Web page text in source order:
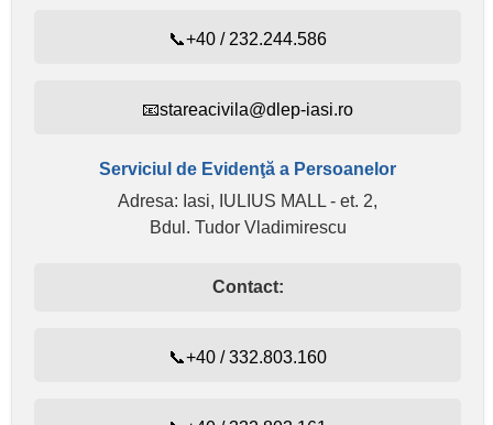
📞+40 / 232.244.586
📧stareacivila@dlep-iasi.ro
Serviciul de Evidenţă a Persoanelor
Adresa: Iasi, IULIUS MALL - et. 2,
Bdul. Tudor Vladimirescu
Contact:
📞+40 / 332.803.160